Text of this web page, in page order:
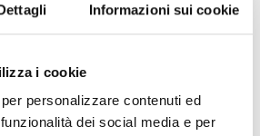
Informazioni sui cookie
i cookie
personalizzare contenuti ed
dei social media e per